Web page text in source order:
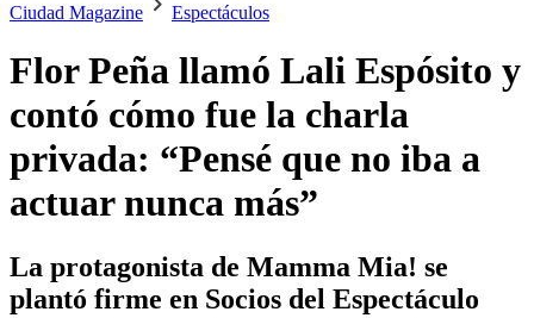
Ciudad Magazine Espectáculos
Flor Peña llamó Lali Espósito y
contó cómo fue la charla
privada: “Pensé que no iba a
actuar nunca más”
La protagonista de Mamma Mia! se
plantó firme en Socios del Espectáculo